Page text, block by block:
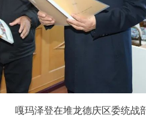
嘎玛泽登在堆龙德庆区委统战